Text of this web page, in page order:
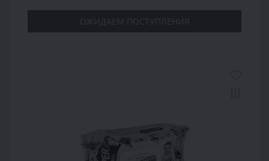
ОЖИДАЕМ ПОСТУПЛЕНИЯ